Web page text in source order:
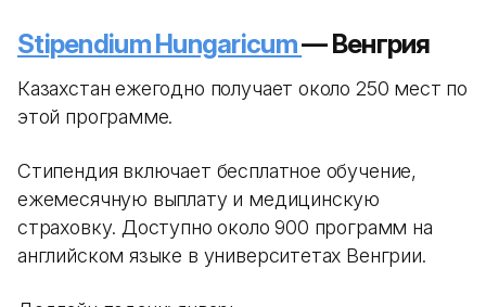
Stipendium Hungaricum— Венгрия
Казахстан ежегодно получает около 250 мест по
этой программе.
Стипендия включает бесплатное обучение,
ежемесячную выплату и медицинскую
страховку. Доступно около 900 программ на
английском языке в университетах Венгрии.